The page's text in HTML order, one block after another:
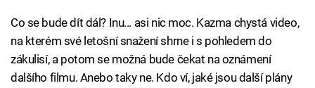
Co se bude dít dál? Inu... asi nic moc. Kazma chystá video,
na kterém své letošní snažení shrne i s pohledem do
zákulisí, a potom se možná bude čekat na oznámení
dalšího filmu. Anebo taky ne. Kdo ví, jaké jsou další plány